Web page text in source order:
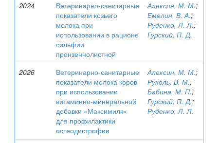
2024
Ветеринарно-санитарные
показатели козьего
молока при
использовании в рационе
сильфии
пронзеннолистной
Алексин, М. М.;
Емелин, В. А.;
Руденко, Л. Л.;
Гурский, П. Д.
2026
Ветеринарно-санитарные
показатели молока коров
при использовании
витаминно-минеральной
добавки «Максимилк»
для профилактики
остеодистрофии
Алексин, М. М.;
Руколь, В. М.;
Бабина, М. П.;
Гурский, П. Д.;
Руденко, Л. Л.